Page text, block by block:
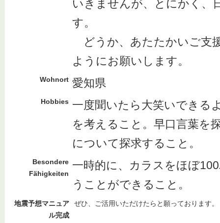
いきませんが、とにかく、
す。
どうか、あたたかいご支
ようにお願いします。
Wohnort 愛知県
Hobbies 一度聞いたら大笑いできる
を考えること。早口言葉を
について探求すること。
Besondere
Fähigkeiten
一時的に、カラスをほぼ
うことができること。
地震予想マニュア
ル完成
ぜひ、ご活用いただけたらと願っております。